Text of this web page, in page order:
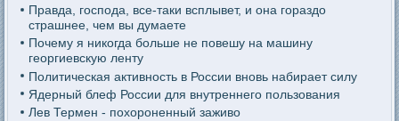
Правда, господа, все-таки всплывет, и она гораздо
страшнее, чем вы думаете
Почему я никогда больше не повешу на машину
георгиевскую ленту
Политическая активность в России вновь набирает силу
Ядерный блеф России для внутреннего пользования
Лев Термен - похороненный заживо